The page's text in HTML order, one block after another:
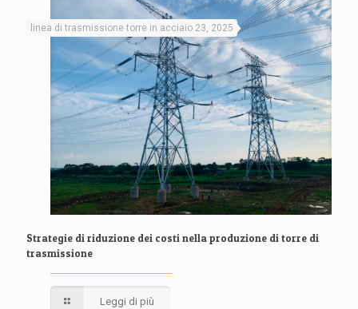
linea di trasmissione torre in acciaio 23, 2025
Strategie di riduzione dei costi nella produzione di torre di
trasmissione
Leggi di più